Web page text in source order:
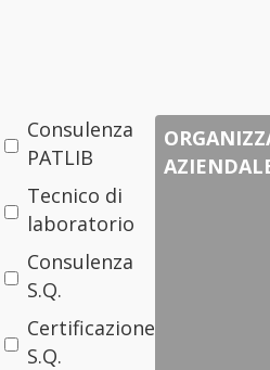
Consulenza
PATLIB
Tecnico di
laboratorio
Consulenza
S.Q.
Certificazione
S.Q.